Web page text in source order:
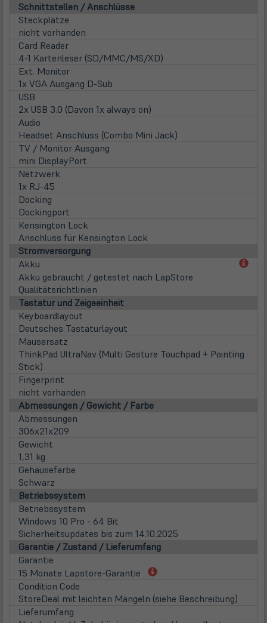
Schnittstellen / Anschlüsse
Steckplätze
nicht vorhanden
Card Reader
4-1 Kartenleser (SD/MMC/MS/XD)
Ext. Monitor
1x VGA Ausgang D-Sub
USB
2x USB 3.0 (Davon 1x always on)
Audio
Headset Anschluss (Combo Mini Jack)
TV / Monitor Ausgang
mini DisplayPort
Netzwerk
1x RJ-45
Docking
Dockingport
Kensington Lock
Anschluss für Kensington Lock
Stromversorgung
Akku
Akku gebraucht / getestet nach LapStore
Qualitätsrichtlinien
Tastatur und Zeigeeinheit
Keyboardlayout
Deutsches Tastaturlayout
Mausersatz
ThinkPad UltraNav (Multi Gesture Touchpad + Pointing
Stick)
Fingerprint
nicht vorhanden
Abmessungen / Gewicht / Farbe
Abmessungen
306x21x209
Gewicht
1,31 kg
Gehäusefarbe
Schwarz
Betriebssystem
Betriebssystem
Windows 10 Pro - 64 Bit
Sicherheitsupdates bis zum 14.10.2025
Garantie / Zustand / Lieferumfang
Garantie
15 Monate Lapstore-Garantie
(öffnet
neuem
Condition Code
StoreDeal mit leichten Mängeln (siehe Beschreibung)
Lieferumfang